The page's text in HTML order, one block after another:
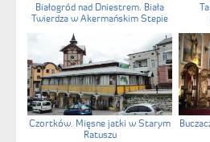
Białogród nad Dniestrem. Biała
Twierdza w Akermańskim Stepie
Czortków. Mięsne jatki w Starym
Ratuszu